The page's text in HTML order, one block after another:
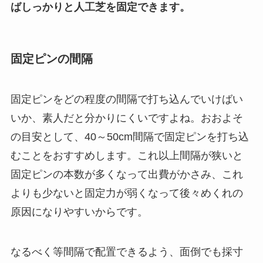
ばしっかりと人工芝を固定できます。
固定ピンの間隔
固定ピンをどの程度の間隔で打ち込んでいけばい
いか、素人だと分かりにくいですよね。おおよそ
の目安として、40～50cm間隔で固定ピンを打ち込
むことをおすすめします。これ以上間隔が狭いと
固定ピンの本数が多くなって出費がかさみ、これ
よりも少ないと固定力が弱くなって後々めくれの
原因になりやすいからです。
なるべく等間隔で配置できるよう、面倒でも採寸